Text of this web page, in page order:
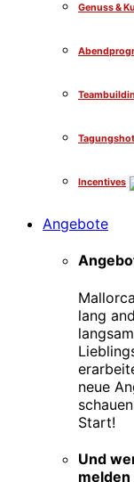
Genuss &
Incentives
Angebote
lang
neue
Start!
Und
melden